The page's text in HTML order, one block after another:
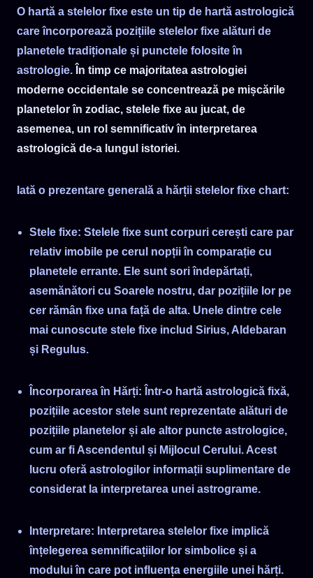
8 [8 A.M]
9
[9 A.M]
10
[10 A.M]
11 [11 A.M]
12
[12 P.M]
13
[1 P.M]
15
17
19
[7 P.M]
[8 P.M]
[9 P.M]
[10 P.M]
O hartă a stelelor fixe este un tip de hartă astrologică
care încorporează pozițiile stelelor fixe alături de
planetele tradiționale și punctele folosite în
astrologie. În timp ce majoritatea astrologiei
moderne occidentale se concentrează pe mișcările
planetelor în zodiac, stelele fixe au jucat, de
asemenea, un rol semnificativ în interpretarea
astrologică de-a lungul istoriei.
Iată o prezentare generală a hărții stelelor fixe chart:
Stele fixe: Stelele fixe sunt corpuri cerești care par
relativ imobile pe cerul nopții în comparație cu
planetele errante. Ele sunt sori îndepărtați,
asemănători cu Soarele nostru, dar pozițiile lor pe
cer rămân fixe una față de alta. Unele dintre cele
mai cunoscute stele fixe includ Sirius, Aldebaran
și Regulus.
Încorporarea în Hărți: Într-o hartă astrologică fixă,
pozițiile acestor stele sunt reprezentate alături de
pozițiile planetelor și ale altor puncte astrologice,
cum ar fi Ascendentul și Mijlocul Cerului. Acest
lucru oferă astrologilor informații suplimentare de
considerat la interpretarea unei astrograme.
Interpretare: Interpretarea stelelor fixe implică
înțelegerea semnificațiilor lor simbolice și a
modului în care pot influența energiile unei hărți.